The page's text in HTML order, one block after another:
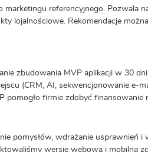
marketingu referencyjnego. Pozwala
lojalnościowe. Rekomendacje
zbudowania MVP aplikacji w 30
(CRM, AI, sekwencjonowanie e-
pomogło firmie zdobyć finansowanie
pomysłów, wdrażanie usprawnień
wersję webową i mobilną